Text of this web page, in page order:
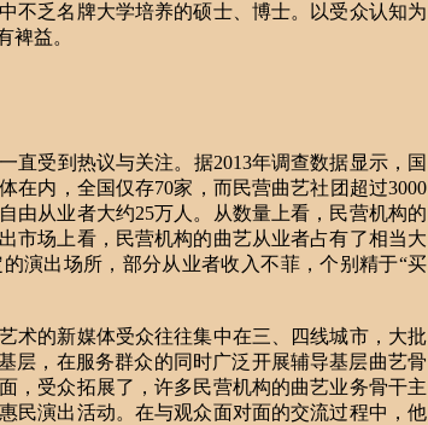
不乏名牌大学培养的硕士、博士。以受众认知为
裨益。
受到热议与关注。据2013年调查数据显示，国
在内，全国仅存70家，而民营曲艺社团超过3000
由从业者大约25万人。从数量上看，民营机构的
市场上看，民营机构的曲艺从业者占有了相当大
演出场所，部分从业者收入不菲，个别精于“买
的新媒体受众往往集中在三、四线城市，大批
层，在服务群众的同时广泛开展辅导基层曲艺骨
，受众拓展了，许多民营机构的曲艺业务骨干主
民演出活动。在与观众面对面的交流过程中，他